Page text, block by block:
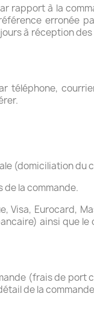
rapport à la
erronée
à réception
téléphone,
(domiciliation du
la commande.
Visa, Eurocard,
ainsi que
(frais de
de la